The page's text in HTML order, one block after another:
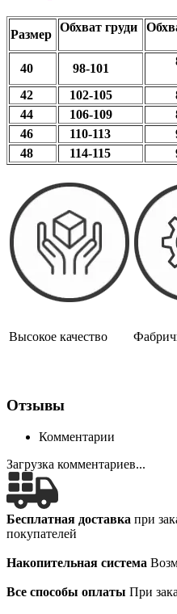
Размер
Обхват груди
40 98-101
42 102-105
44
106-109
46
110-113
48
114-115
Высокое качество
Отзывы
Комментарии
Загрузка комментариев...
Бесплатная доставка при
покупателей
Накопительная система
Все способы оплаты При